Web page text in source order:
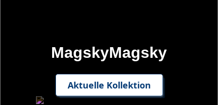
Kontakt
MagskyMagsky
Aktuelle Kollektion